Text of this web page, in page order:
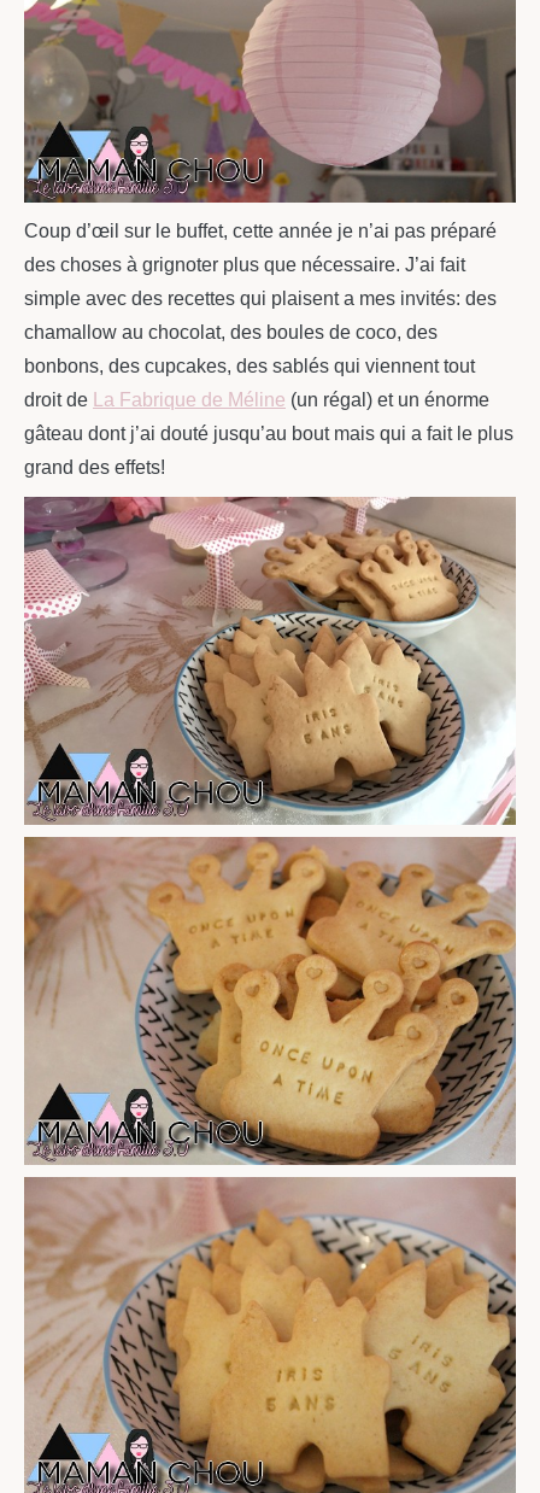
Coup d’œil sur le buffet, cette année je n’ai pas préparé
des choses à grignoter plus que nécessaire. J’ai fait
simple avec des recettes qui plaisent a mes invités: des
chamallow au chocolat, des boules de coco, des
bonbons, des cupcakes, des sablés qui viennent tout
droit de
La Fabrique de Méline (un régal) et un énorme
gâteau dont j’ai douté jusqu’au bout mais qui a fait le plus
grand des effets!